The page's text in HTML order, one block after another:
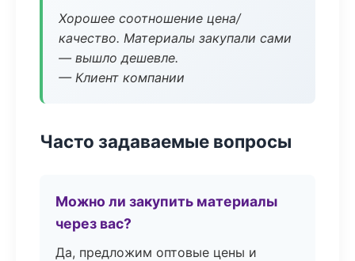
Хорошее соотношение цена/
качество. Материалы закупали сами
— вышло дешевле.
— Клиент компании
Часто задаваемые вопросы
Можно ли закупить материалы
через вас?
Да, предложим оптовые цены и